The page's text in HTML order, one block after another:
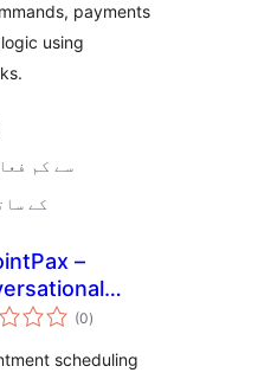
payments
using
10 سے کم
7.0.3
–
(0مجموعی
درجہ
)
scheduling